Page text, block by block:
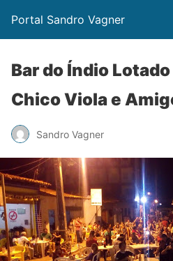
Portal Sandro Vagner
Bar do Índio
Chico Viola e
Sandro Vagner